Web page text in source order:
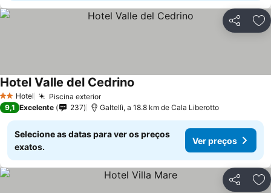
Partilhar
2 Estrelas
Hotel Piscina exterior
Hotel Valle del Cedrino
9,1 Excelente 237 Galtellì, a 18.8 km de Cala Liberotto
Selecione as datas para ver os preços
exatos.
Ver preços
Partilhar